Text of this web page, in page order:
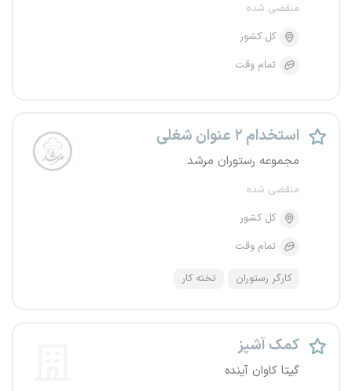
منقضی شده
کل کشور
تمام وقت
استخدام ۲ عنوان شغلی
مجموعه رستوران مرشد
منقضی شده
کل کشور
تمام وقت
کارگر رستوران تخته کار
کمک آشپز
گیتا کاوان آینده